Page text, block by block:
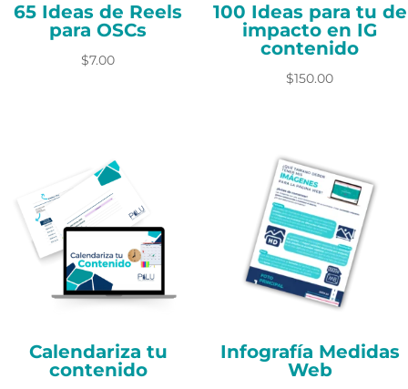
65 Ideas de Reels
para OSCs
$7.00
100 Ideas para tu de
impacto en IG
contenido
$150.00
Calendariza tu
contenido
Infografía Medidas
Web